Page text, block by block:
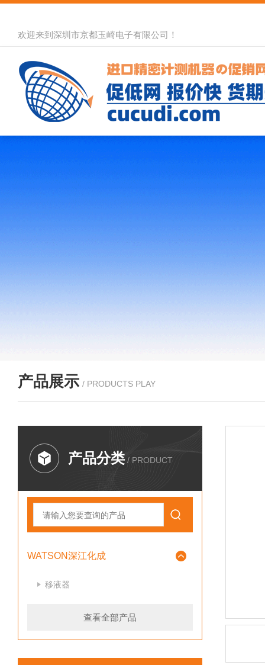
欢迎来到深圳市京都玉崎电子有限公司！
产品展示 / PRODUCTS PLAY
产品分类 / PRODUCT
WATSON深江化成
移液器
查看全部产品